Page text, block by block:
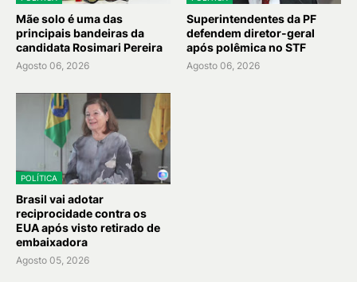
Mãe solo é uma das
principais bandeiras da
candidata Rosimari Pereira
Agosto 06, 2026
Superintendentes da PF
defendem diretor-geral
após polêmica no STF
Agosto 06, 2026
POLÍTICA
Brasil vai adotar
reciprocidade contra os
EUA após visto retirado de
embaixadora
Agosto 05, 2026